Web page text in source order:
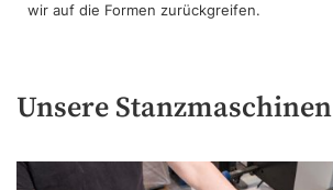
wir auf die Formen zurückgreifen.
Unsere Stanzmaschinen